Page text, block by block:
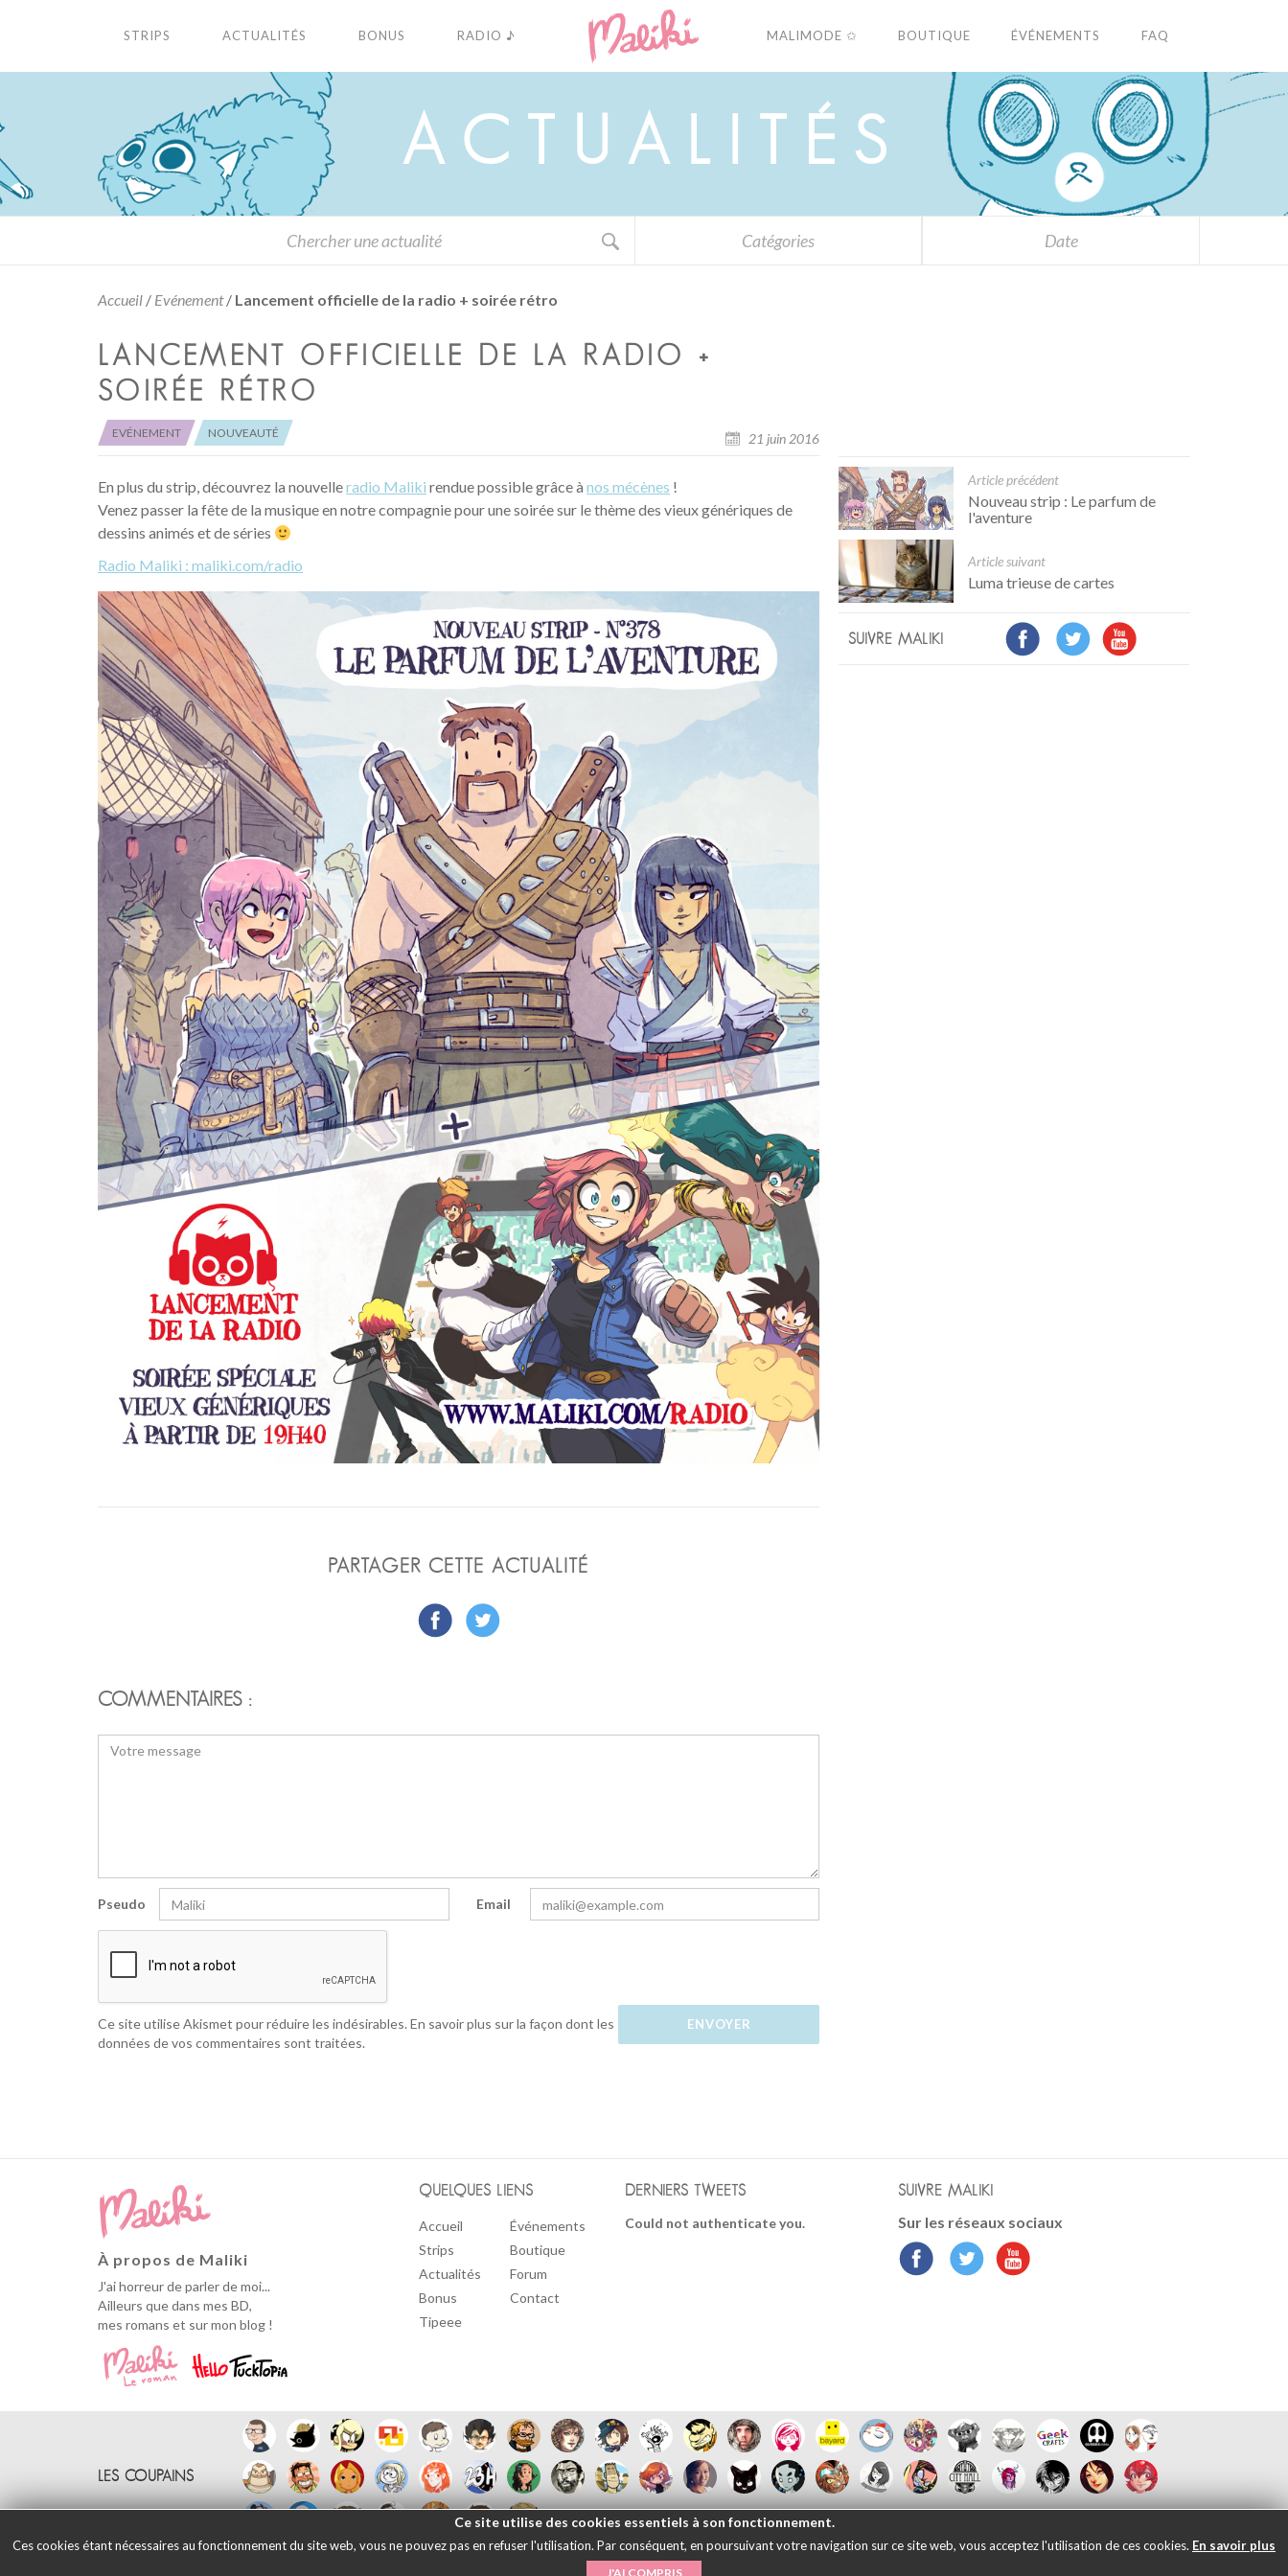
STRIPS ACTUALITÉS BONUS RADIO ♪ MALIMODE ✩ BOUTIQUE ÉVÉNEMENTS FAQ
A C U A L É S
Catégories Date
Accueil / Evénement/ Lancement officielle de la radio + soirée rétro
LANCEMENT OFFICIELLE DE LA RADIO +
SOIRÉE RÉTRO
EVÉNEMENT NOUVEAUTÉ 21 juin 2016
En plus du strip, découvrez la nouvelleradio Maliki rendue possible grâce à nos mécènes !
Venez passer la fête de la musique en notre compagnie pour une soirée sur le thème des vieux génériques de
dessins animés et de séries
Radio Maliki : maliki.com/radio
PARTAGER CETTE ACTUALITÉ
COMMENTAIRES :
Pseudo Email
Ce site utilise Akismet pour réduire les indésirables. En savoir plus sur la façon dont les
données de vos commentaires sont traitées.
Article précédent
Nouveau strip : Le parfum de
l'aventure
Article suivant
Luma trieuse de cartes
SUIVRE MALIKI
À propos de Maliki
J'ai horreur de parler de moi...
Ailleurs que dans mes BD,
mes romans et sur mon blog !
QUELQUES LIENS
Accueil
Strips
Actualités
Bonus
Tipeee
Événements
Boutique
Forum
Contact
DERNIERS TWEETS
Could not authenticate you.
SUIVRE MALIKI
Sur les réseaux sociaux
LES COUPAINS
日本語|Mentions légales
Ce site utilise des cookies essentiels à son fonctionnement.
Ces cookies étant nécessaires au fonctionnement du site web, vous ne pouvez pas en refuser l'utilisation. Par conséquent, en poursuivant votre navigation sur ce site web, vous acceptez l'utilisation de ces cookies. En savoir plus
J'AI COMPRIS